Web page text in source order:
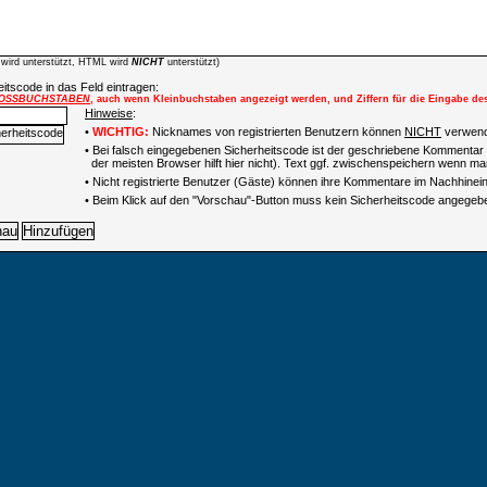
unterstützt, HTML wird NICHT unterstützt)
in das Feld eintragen:
, auch wenn Kleinbuchstaben angezeigt werden, und Ziffern für die Eingabe
Hinweise:
• WICHTIG: Nicknames von registrierten Benutzern können NICHT
• Bei falsch eingegebenen Sicherheitscode ist der geschriebene
der meisten Browser hilft hier nicht). Text ggf. zwischenspeichern wenn
• Nicht registrierte Benutzer (Gäste) können ihre Kommentare im
• Beim Klick auf den "Vorschau"-Button muss kein Sicherheitscode